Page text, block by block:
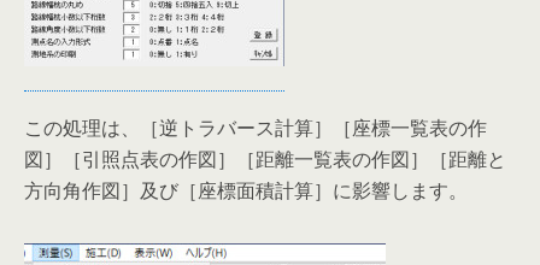
この処理は、［逆トラバース計算］［座標一覧表の作
図］［引照点表の作図］［距離一覧表の作図］［距離と
方向角作図］及び［座標面積計算］に影響します。